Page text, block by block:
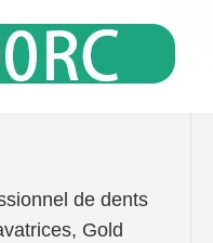
de dents
Gold